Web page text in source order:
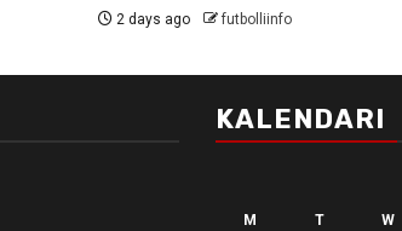
2 days ago futbolliinfo
KALENDARI
M T W